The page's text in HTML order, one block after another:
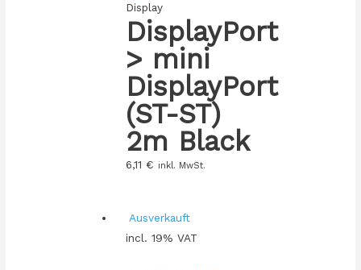
Display
DisplayPort
> mini
DisplayPort
(ST-ST)
2m Black
6,11 € inkl. MwSt.
Ausverkauft
incl. 19% VAT